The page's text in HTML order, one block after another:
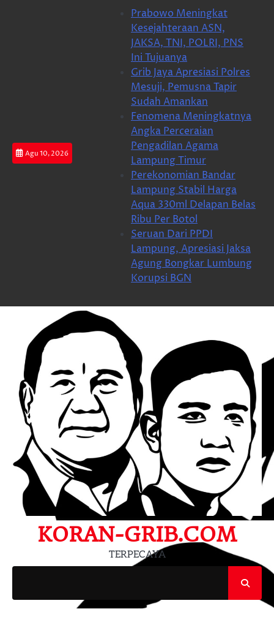
Agu 10, 2026
Prabowo Meningkat
Kesejahteraan ASN,
JAKSA, TNI, POLRI, PNS
Ini Tujuanya
Grib Jaya Apresiasi Polres
Mesuji, Pemusna Tapir
Sudah Amankan
Fenomena Meningkatnya
Angka Perceraian
Pengadilan Agama
Lampung Timur
Perekonomian Bandar
Lampung Stabil Harga
Aqua 330ml Delapan Belas
Ribu Per Botol
Seruan Dari PPDI
Lampung, Apresiasi Jaksa
Agung Bongkar Lumbung
Korupsi BGN
KORAN-GRIB.COM
TERPECAYA